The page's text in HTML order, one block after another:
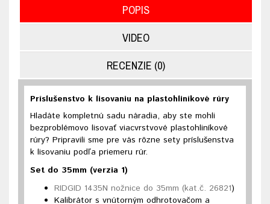
POPIS
VIDEO
RECENZIE (0)
Príslušenstvo k lisovaniu na plastohliníkové rúry
Hladáte kompletnú sadu náradia, aby ste mohli
bezproblémovo lisovať viacvrstvové plastohliníkové
rúry? Pripravili sme pre vás rôzne sety príslušenstva
k lisovaniu podľa priemeru rúr.
Set do 35mm (verzia 1)
RIDGID 1435N nožnice do 35mm (kat.č. 26821)
Kalibrátor s vnútorným odhrotovačom a